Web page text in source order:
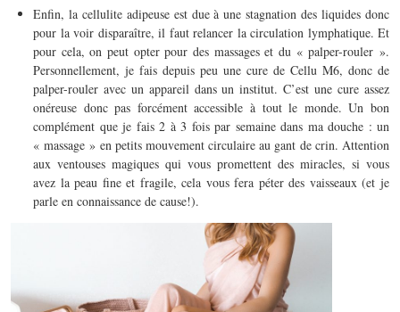
Enfin, la cellulite adipeuse est due à une stagnation des liquides donc
pour la voir disparaître, il faut relancer la circulation lymphatique. Et
pour cela, on peut opter pour des massages et du « palper-rouler ».
Personnellement, je fais depuis peu une cure de Cellu M6, donc de
palper-rouler avec un appareil dans un institut. C’est une cure assez
onéreuse donc pas forcément accessible à tout le monde. Un bon
complément que je fais 2 à 3 fois par semaine dans ma douche : un
« massage » en petits mouvement circulaire au gant de crin. Attention
aux ventouses magiques qui vous promettent des miracles, si vous
avez la peau fine et fragile, cela vous fera péter des vaisseaux (et je
parle en connaissance de cause!).